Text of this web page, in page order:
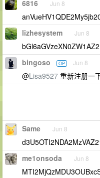
6816 Jun 8
lizhesystem Jun 8
bingoso OP Jun 8
@Lisa9527 重新注册一
Same Jun 8
me1onsoda Jun 8